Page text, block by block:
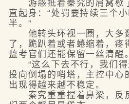
游惑抵着秦究的肩窝歇
直起身：“处罚要持续三个
半。”
他转头环视一圈，大多
了，跪趴着或者蜷缩着，疼
监考官们还能保留一丝清醒。
“这么下去不行，我们得
投向倒塌的哨塔，主控中心
出现得越来越不稳定。
秦究重重捏着鼻梁，反